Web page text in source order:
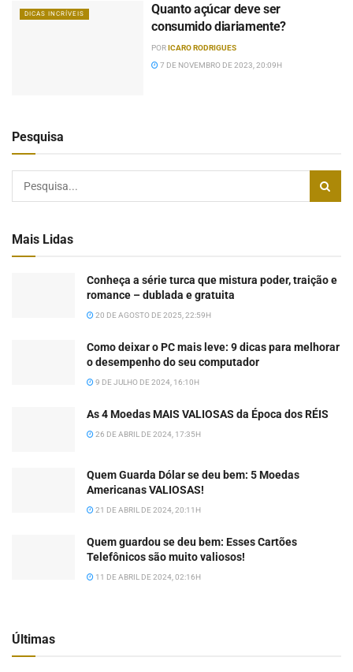
DICAS INCRÍVEIS
Quanto açúcar deve ser
consumido diariamente?
PORICARO RODRIGUES
7 DE NOVEMBRO DE 2023, 20:09H
Pesquisa
Mais Lidas
Conheça a série turca que mistura poder, traição e
romance – dublada e gratuita
20 DE AGOSTO DE 2025, 22:59H
Como deixar o PC mais leve: 9 dicas para melhorar
o desempenho do seu computador
9 DE JULHO DE 2024, 16:10H
As 4 Moedas MAIS VALIOSAS da Época dos RÉIS
26 DE ABRIL DE 2024, 17:35H
Quem Guarda Dólar se deu bem: 5 Moedas
Americanas VALIOSAS!
21 DE ABRIL DE 2024, 20:11H
Quem guardou se deu bem: Esses Cartões
Telefônicos são muito valiosos!
11 DE ABRIL DE 2024, 02:16H
Últimas